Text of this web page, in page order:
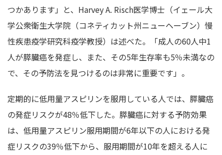
つかあります」と、Harvey A. Risch医学博士（イェール大
学公衆衛生大学院（コネティカット州ニューヘーブン）慢
性疾患疫学研究科疫学教授）は述べた。「成人の60人中1
人が膵臓癌を発症し、また、その5年生存率も5％未満なの
で、その予防法を見つけるのは非常に重要です」。
定期的に低用量アスピリンを服用している人では、膵臓癌
の発症リスクが48％低下した。膵臓癌に対する予防効果
は、低用量アスピリン服用期間が6年以下の人における発
症リスクの39％低下から、服用期間が10年を超える人に